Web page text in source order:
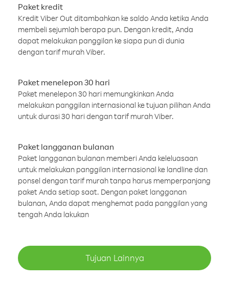
Paket kredit
Kredit Viber Out ditambahkan ke saldo Anda ketika Anda
membeli sejumlah berapa pun. Dengan kredit, Anda
dapat melakukan panggilan ke siapa pun di dunia
dengan tarif murah Viber.
Paket menelepon 30 hari
Paket menelepon 30 hari memungkinkan Anda
melakukan panggilan internasional ke tujuan pilihan Anda
untuk durasi 30 hari dengan tarif murah Viber.
Paket langganan bulanan
Paket langganan bulanan memberi Anda keleluasaan
untuk melakukan panggilan internasional ke landline dan
ponsel dengan tarif murah tanpa harus memperpanjang
paket Anda setiap saat. Dengan paket langganan
bulanan, Anda dapat menghemat pada panggilan yang
tengah Anda lakukan
Tujuan Lainnya